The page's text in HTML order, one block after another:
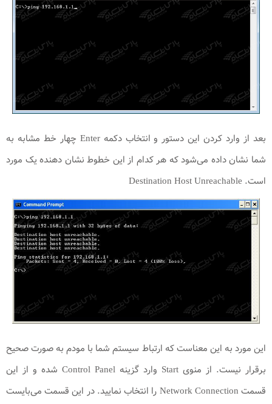
بعد از وارد کردن این دستور و انتخاب دکمه Enter چهار خط مشابه به
شما نشان داده می‌شود که هر کدام از این خطوط نشان دهنده یک مورد
است. Destination Host Unreachable
این مورد به این معناست که ارتباط سیستم شما با مودم به صورت صحیح
برقرار نیست. از منوی Start وارد گزینه Control Panel شده و از این
قسمت Network Connection را انتخاب نمایید. در این قسمت می‌بایست